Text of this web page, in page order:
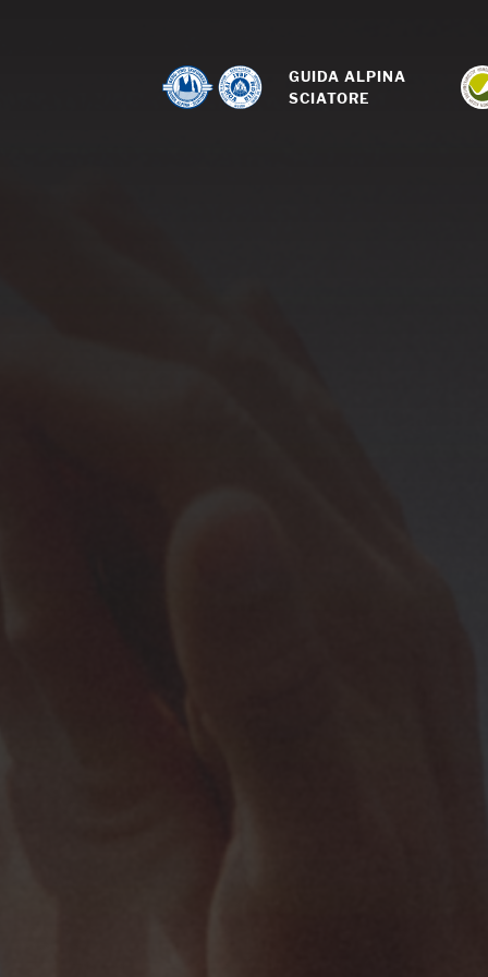
GUIDA ALPINA
SCIATORE